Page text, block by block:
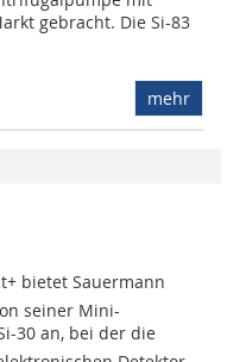
gebracht. Die Si-83
mehr
bietet Sauermann
seiner Mini-
30 an, bei der die